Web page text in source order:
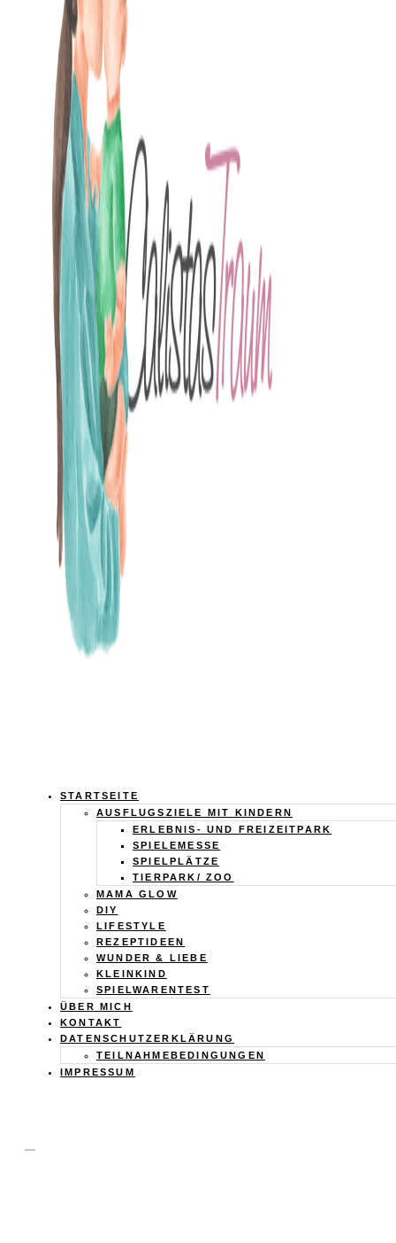
Calistas
Traum
STARTSEITE
AUSFLUGSZIELE MIT KINDERN
ERLEBNIS- UND FREIZEITPARK
SPIELEMESSE
SPIELPLÄTZE
TIERPARK/ ZOO
MAMA GLOW
DIY
LIFESTYLE
REZEPTIDEEN
WUNDER & LIEBE
KLEINKIND
SPIELWARENTEST
ÜBER MICH
KONTAKT
DATENSCHUTZERKLÄRUNG
TEILNAHMEBEDINGUNGEN
IMPRESSUM